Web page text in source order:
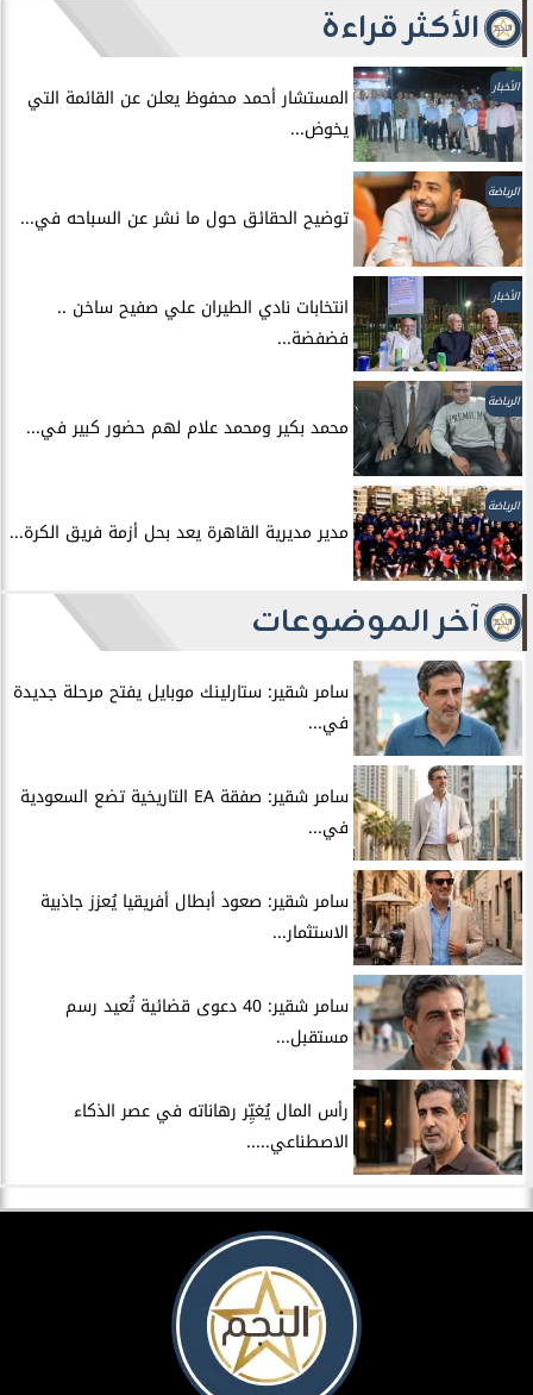
الأكثر قراءة
الأخبار
المستشار أحمد محفوظ يعلن عن القائمة التي
يخوض...
الرياضة
توضيح الحقائق حول ما نشر عن السباحه في...
الأخبار
انتخابات نادي الطيران علي صفيح ساخن ..
فضفضة...
الرياضة
محمد بكير ومحمد علام لهم حضور كبير في...
الرياضة
مدير مديرية القاهرة يعد بحل أزمة فريق الكرة...
آخر الموضوعات
سامر شقير: ستارلينك موبايل يفتح مرحلة جديدة
في...
سامر شقير: صفقة EA التاريخية تضع السعودية
في...
سامر شقير: صعود أبطال أفريقيا يُعزز جاذبية
الاستثمار...
سامر شقير: 40 دعوى قضائية تُعيد رسم
مستقبل...
رأس المال يُغيِّر رهاناته في عصر الذكاء
الاصطناعي.....